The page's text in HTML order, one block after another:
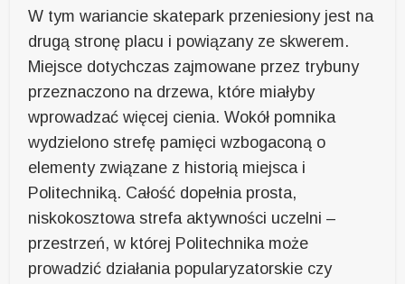
W tym wariancie skatepark przeniesiony jest na
drugą stronę placu i powiązany ze skwerem.
Miejsce dotychczas zajmowane przez trybuny
przeznaczono na drzewa, które miałyby
wprowadzać więcej cienia. Wokół pomnika
wydzielono strefę pamięci wzbogaconą o
elementy związane z historią miejsca i
Politechniką. Całość dopełnia prosta,
niskokosztowa strefa aktywności uczelni –
przestrzeń, w której Politechnika może
prowadzić działania popularyzatorskie czy